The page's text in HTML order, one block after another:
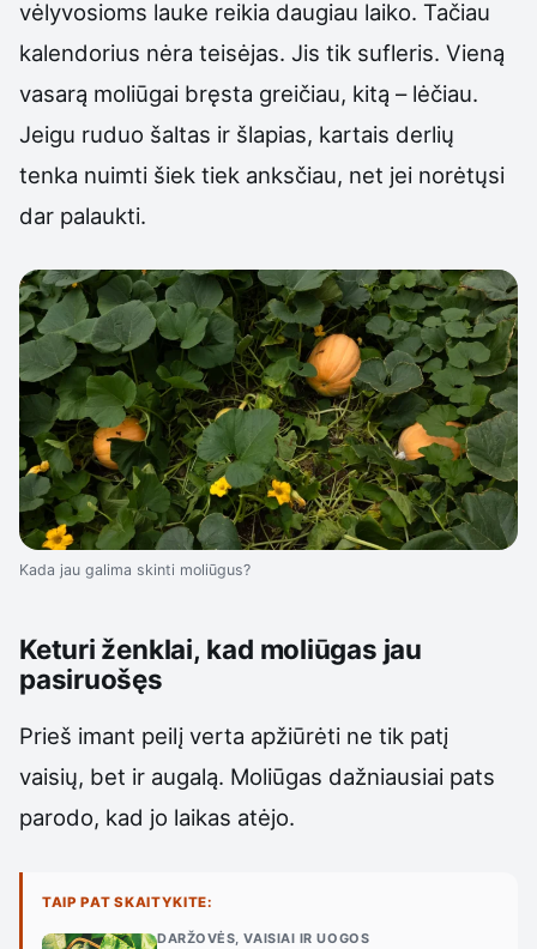
vėlyvosioms lauke reikia daugiau laiko. Tačiau
kalendorius nėra teisėjas. Jis tik sufleris. Vieną
vasarą moliūgai bręsta greičiau, kitą – lėčiau.
Jeigu ruduo šaltas ir šlapias, kartais derlių
tenka nuimti šiek tiek anksčiau, net jei norėtųsi
dar palaukti.
Kada jau galima skinti moliūgus?
Keturi ženklai, kad moliūgas jau
pasiruošęs
Prieš imant peilį verta apžiūrėti ne tik patį
vaisių, bet ir augalą. Moliūgas dažniausiai pats
parodo, kad jo laikas atėjo.
TAIP PAT SKAITYKITE:
DARŽOVĖS, VAISIAI IR UOGOS